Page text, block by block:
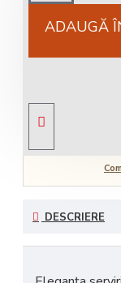
ADAUGĂ
Cost
DESCRIERE